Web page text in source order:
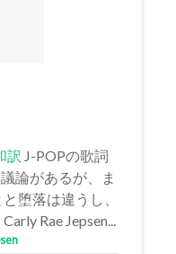
訳 J-POPの歌詞
論があるが、ま
堕落は違うし、
Rae Jepsen...